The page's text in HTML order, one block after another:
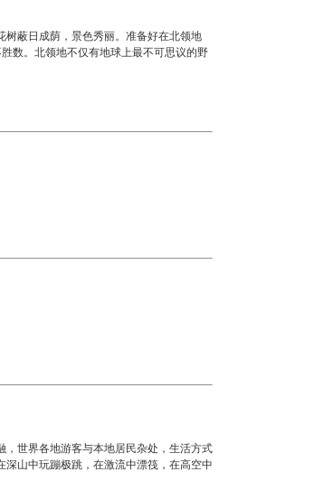
树蔽日成荫，景色秀丽。准备好在北领地
数。北领地不仅有地球上最不可思议的野
世界各地游客与本地居民杂处，生活方式
山中玩蹦极跳，在激流中漂筏，在高空中